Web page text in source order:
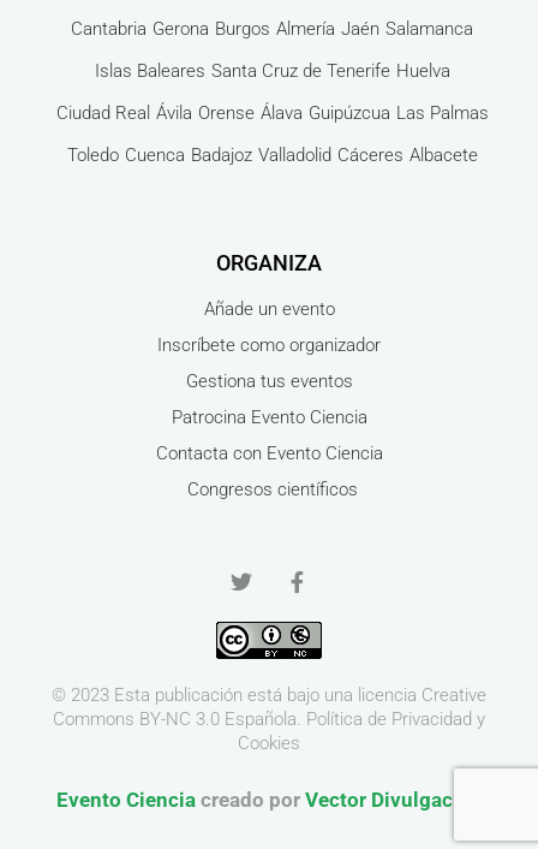
Cantabria Gerona Burgos Almería Jaén Salamanca
Islas Baleares Santa Cruz de Tenerife Huelva
Ciudad Real Ávila Orense Álava Guipúzcua Las Palmas
Toledo Cuenca Badajoz Valladolid Cáceres Albacete
ORGANIZA
Añade un evento
Inscríbete como organizador
Gestiona tus eventos
Patrocina Evento Ciencia
Contacta con Evento Ciencia
Congresos científicos
© 2023 Esta publicación está bajo una licencia Creative
Commons BY-NC 3.0 Española. Política de Privacidad y
Cookies
Evento Cienciacreado por Vector Divulgación